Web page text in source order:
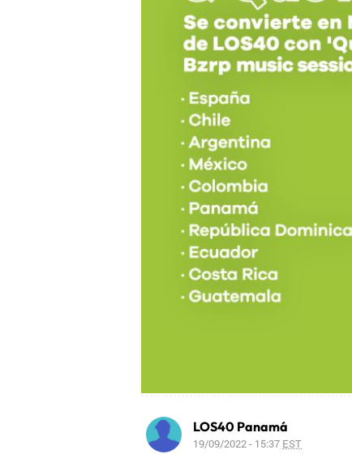
LOS40 Panamá
19/09/2022 - 15:37 EST